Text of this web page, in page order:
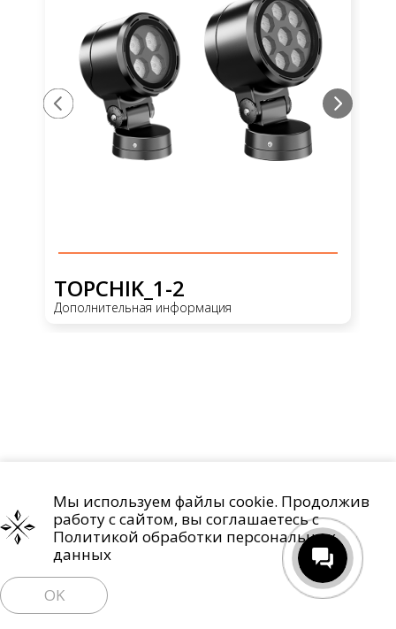
TOPCHIK_1-2
Дополнительная информация
Проекты О компании Контакты
Политика обработки персональных данных
Право на отзыв согласия и удаление персональных данных
Мы используем файлы cookie. Продолжив
работу с сайтом, вы соглашаетесь с
Политикой обработки персональных
данных
OK